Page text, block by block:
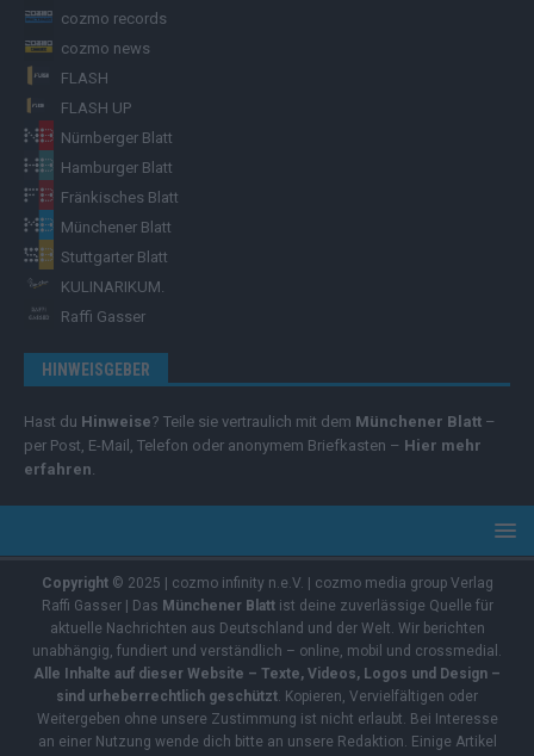
cozmo records
cozmo news
FLASH
FLASH UP
Nürnberger Blatt
Hamburger Blatt
Fränkisches Blatt
Münchener Blatt
Stuttgarter Blatt
KULINARIKUM.
Raffi Gasser
HINWEISGEBER
Hast du Hinweise? Teile sie vertraulich mit dem Münchener Blatt –
per Post, E-Mail, Telefon oder anonymem Briefkasten – Hier mehr
erfahren.
Copyright© 2025 | cozmo infinity n.e.V. | cozmo media group Verlag
Raffi Gasser | Das Münchener Blattist deine zuverlässige Quelle für
aktuelle Nachrichten aus Deutschland und der Welt. Wir berichten
unabhängig, fundiert und verständlich – online, mobil und crossmedial.
Alle Inhalte auf dieser Website – Texte, Videos, Logos und Design –
sind urheberrechtlich geschützt. Kopieren, Vervielfältigen oder
Weitergeben ohne unsere Zustimmung ist nicht erlaubt. Bei Interesse
an einer Nutzung wende dich bitte an unsere Redaktion. Einige Artikel